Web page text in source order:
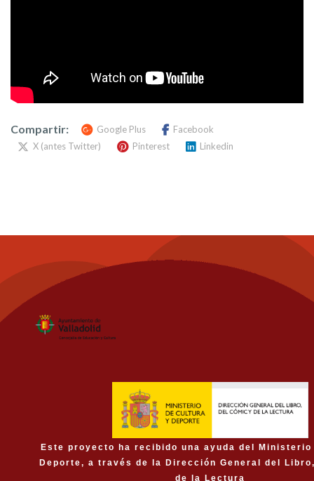
Compartir: Google Plus
Facebook
X (antes Twitter)
Pinterest Linkedin
Este proyecto ha recibido una ayuda del
Deporte, a través de la Dirección General del
de la Lectura